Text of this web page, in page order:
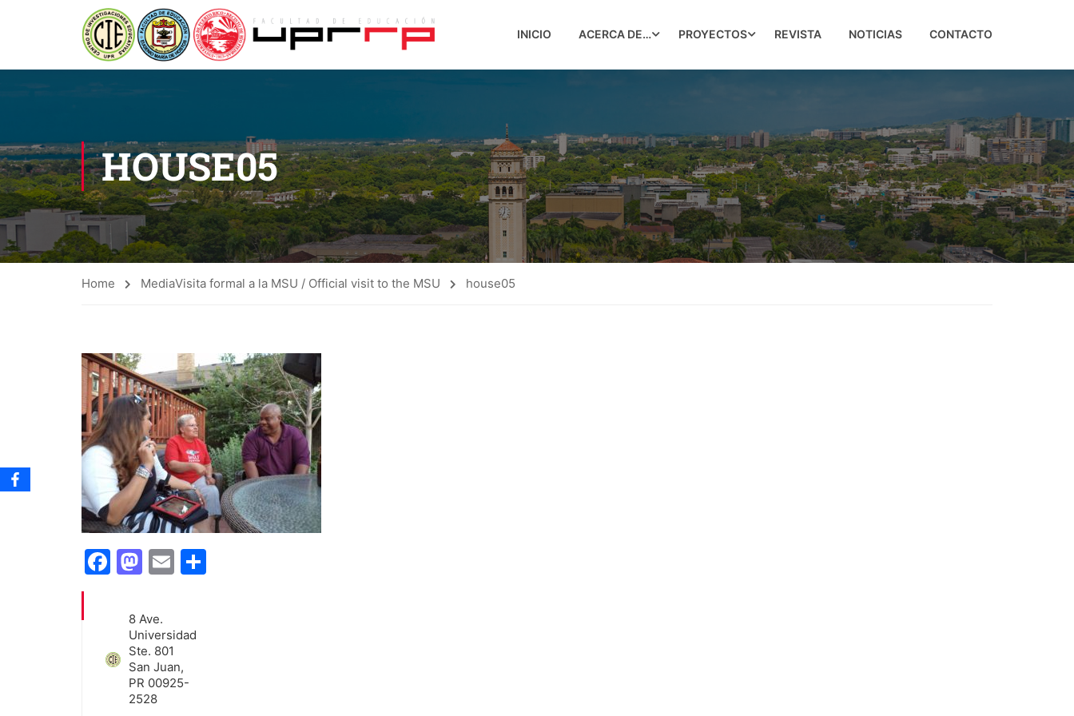
INICIO ACERCA DE… PROYECTOS REVISTA NOTICIAS CONTACTO
HOUSE05
Home MediaVisita formal a la MSU / Official visit to the MSU house05
Facebook
Mastodon
Email
8 Ave.
Universidad
Ste. 801
San Juan,
PR 00925-
2528